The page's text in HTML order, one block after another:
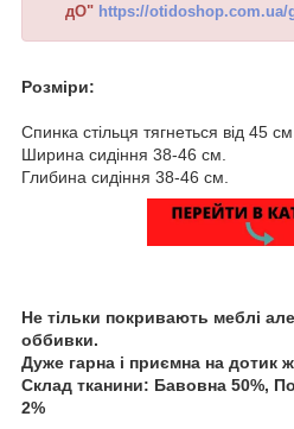
дО" https://otidoshop.com.ua/
Розміри:
Спинка стільця тягнеться від 45
Ширина сидіння 38-46 см.
Глибина сидіння 38-46 см.
Не тільки покривають меблі
оббивки.
Дуже гарна і приємна на дотик
Склад тканини: Бавовна 50%,
2%